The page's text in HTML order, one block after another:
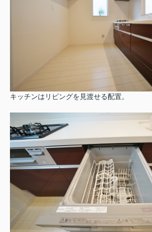
キッチンはリビングを見渡せる配置。